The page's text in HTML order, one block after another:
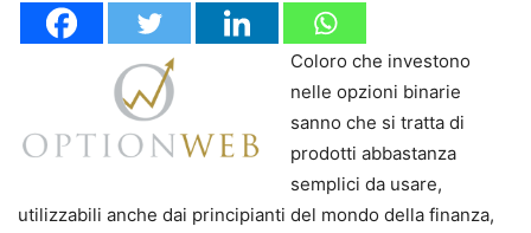
Coloro che investono
nelle opzioni binarie
sanno che si tratta di
prodotti abbastanza
semplici da usare,
utilizzabili anche dai principianti del mondo della finanza,